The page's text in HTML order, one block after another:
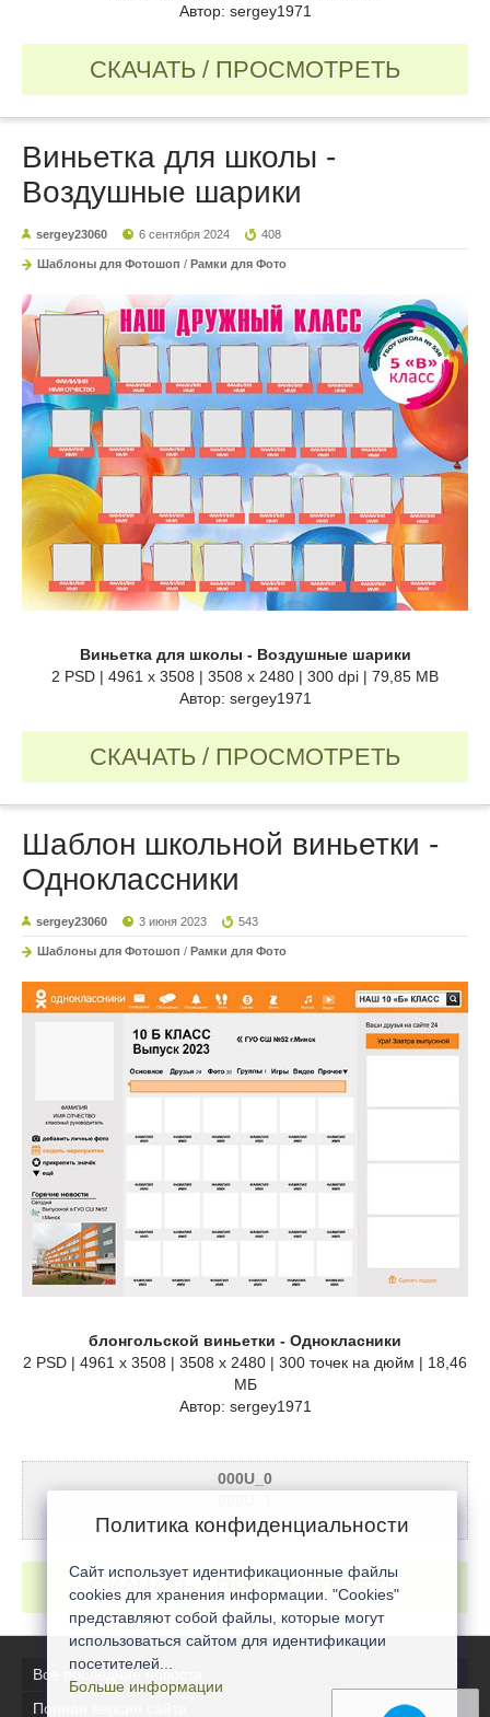
Автор: sergey1971
СКАЧАТЬ / ПРОСМОТРЕТЬ
Виньетка для школы -
Воздушные шарики
sergey23060 6 сентября 2024 408
Шаблоны для Фотошоп / Рамки для Фото
Виньетка для школы - Воздушные шарики
2 PSD | 4961 x 3508 | 3508 x 2480 | 300 dpi | 79,85 MB
Автор: sergey1971
СКАЧАТЬ / ПРОСМОТРЕТЬ
Шаблон школьной виньетки -
Одноклассники
sergey23060 3 июня 2023 543
Шаблоны для Фотошоп / Рамки для Фото
блонгольской виньетки - Однокласники
2 PSD | 4961 x 3508 | 3508 x 2480 | 300 точек на дюйм | 18,46
МБ
Автор: sergey1971
000U_0
000U_2
СКАЧАТЬ / ПРОСМОТРЕТЬ
Все последние новости
Полная версия сайта
Политика конфиденциальности
Сайт использует идентификационные файлы
cookies для хранения информации. "Cookies"
представляют собой файлы, которые могут
использоваться сайтом для идентификации
посетителей...
Больше информации